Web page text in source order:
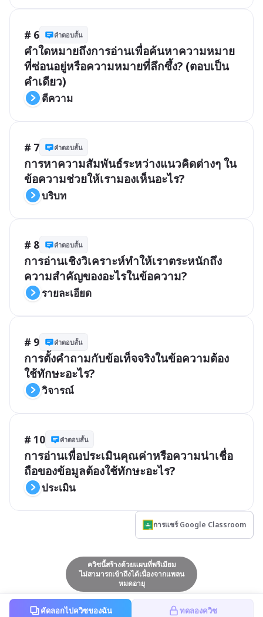
# 6 คำตอบสั้น
คำใดหมายถึงการอ่านเพื่อค้นหาความหมาย
ที่ซ่อนอยู่หรือความหมายที่ลึกซึ้ง? (ตอบเป็น
คำเดียว)
ตีความ
# 7 คำตอบสั้น
การหาความสัมพันธ์ระหว่างแนวคิดต่างๆ ใน
ข้อความช่วยให้เรามองเห็นอะไร?
บริบท
# 8 คำตอบสั้น
การอ่านเชิงวิเคราะห์ทำให้เราตระหนักถึง
ความสำคัญของอะไรในข้อความ?
รายละเอียด
# 9 คำตอบสั้น
การตั้งคำถามกับข้อเท็จจริงในข้อความต้อง
ใช้ทักษะอะไร?
วิจารณ์
# 10 คำตอบสั้น
การอ่านเพื่อประเมินคุณค่าหรือความน่าเชื่อ
ถือของข้อมูลต้องใช้ทักษะอะไร?
ประเมิน
การแชร์ Google Classroom
ควิซนี้สร้างด้วยแผนที่พรีเมียม
ไม่สามารถเข้าถึงได้เนื่องจากแพลน
หมดอายุ
คัดลอกไปควิซของฉัน ทดลองควิซ